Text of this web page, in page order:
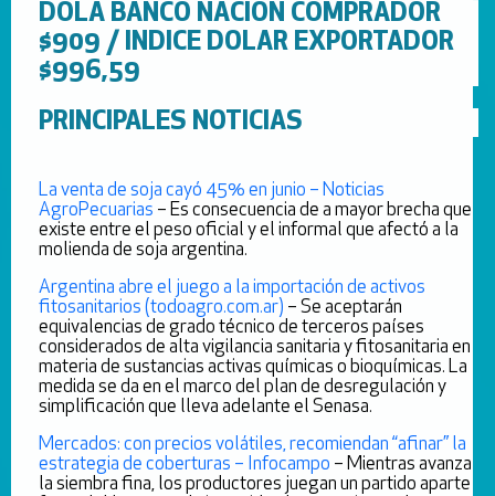
DOLA BANCO NACION COMPRADOR
$909 / INDICE DOLAR EXPORTADOR
$996,59
PRINCIPALES NOTICIAS
La venta de soja cayó 45% en junio – Noticias
AgroPecuarias – Es consecuencia de a mayor brecha que
existe entre el peso oficial y el informal que afectó a la
molienda de soja argentina.
Argentina abre el juego a la importación de activos
fitosanitarios (todoagro.com.ar) – Se aceptarán
equivalencias de grado técnico de terceros países
considerados de alta vigilancia sanitaria y fitosanitaria en
materia de sustancias activas químicas o bioquímicas. La
medida se da en el marco del plan de desregulación y
simplificación que lleva adelante el Senasa.
Mercados: con precios volátiles, recomiendan “afinar” la
estrategia de coberturas – Infocampo – Mientras avanza
la siembra fina, los productores juegan un partido aparte